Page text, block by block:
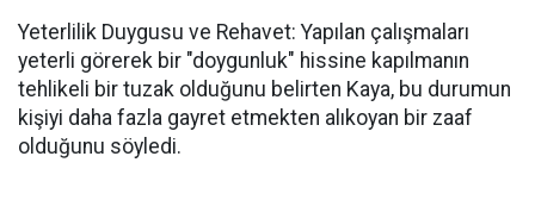
Yeterlilik Duygusu ve Rehavet: Yapılan çalışmaları
yeterli görerek bir "doygunluk" hissine kapılmanın
tehlikeli bir tuzak olduğunu belirten Kaya, bu durumun
kişiyi daha fazla gayret etmekten alıkoyan bir zaaf
olduğunu söyledi.